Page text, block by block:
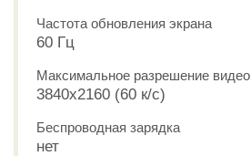
Частота обновления экрана
60 Гц
Максимальное разрешение видео
3840x2160 (60 к/с)
Беспроводная зарядка
нет